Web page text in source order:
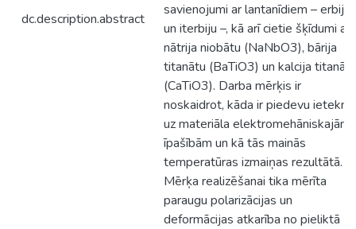
dc.description.abstract
savienojumi ar lantanīdiem – erbiju
un iterbiju –, kā arī cietie šķīdumi ar
nātrija niobātu (NaNbO3), bārija
titanātu (BaTiO3) un kalcija titanātu
(CaTiO3). Darba mērķis ir
noskaidrot, kāda ir piedevu
uz materiāla elektromehāniskajām
īpašībām un kā tās mainās
temperatūras izmaiņas rezultātā.
Mērķa realizēšanai tika mērīta
paraugu polarizācijas un
deformācijas atkarība no pieliktā